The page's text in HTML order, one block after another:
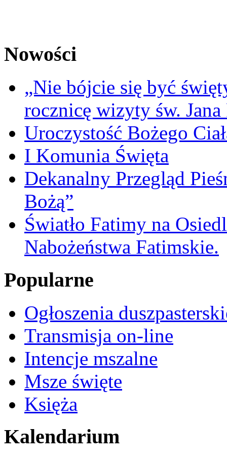
Nowości
„Nie bójcie się być
rocznicę wizyty św.
Uroczystość Bożego
I Komunia Święta
Dekanalny Przegląd
Bożą”
Światło Fatimy na
Nabożeństwa Fatimskie.
Popularne
Ogłoszenia
Transmisja on-line
Intencje mszalne
Msze święte
Księża
Kalendarium